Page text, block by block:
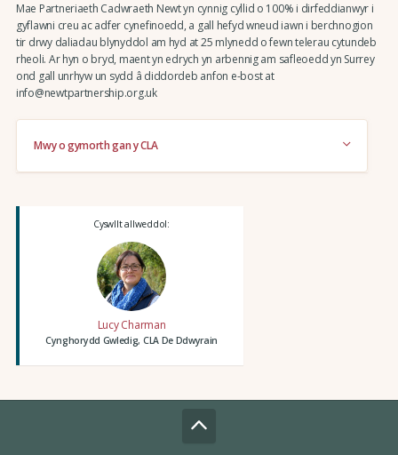
Mae Partneriaeth Cadwraeth Newt yn cynnig cyllid o 100% i dirfeddianwyr i
gyflawni creu ac adfer cynefinoedd, a gall hefyd wneud iawn i berchnogion
tir drwy daliadau blynyddol am hyd at 25 mlynedd o fewn telerau cytundeb
rheoli. Ar hyn o bryd, maent yn edrych yn arbennig am safleoedd yn Surrey
ond gall unrhyw un sydd â diddordeb anfon e-bost at
info@newtpartnership.org.uk
Mwy o gymorth gan y CLA
Cyswllt allweddol:
Lucy Charman
Cynghorydd Gwledig, CLA De Ddwyrain